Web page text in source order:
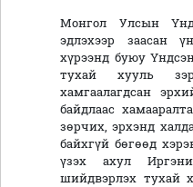
Монгол Улсын
эдлэхээр заасан
хүрээнд буюу
тухай хууль
хамгаалагдсан
байдлаас
зөрчих, эрхэнд
байхгүй бөгөөд
үзэх ахул
шийдвэрлэх тухай